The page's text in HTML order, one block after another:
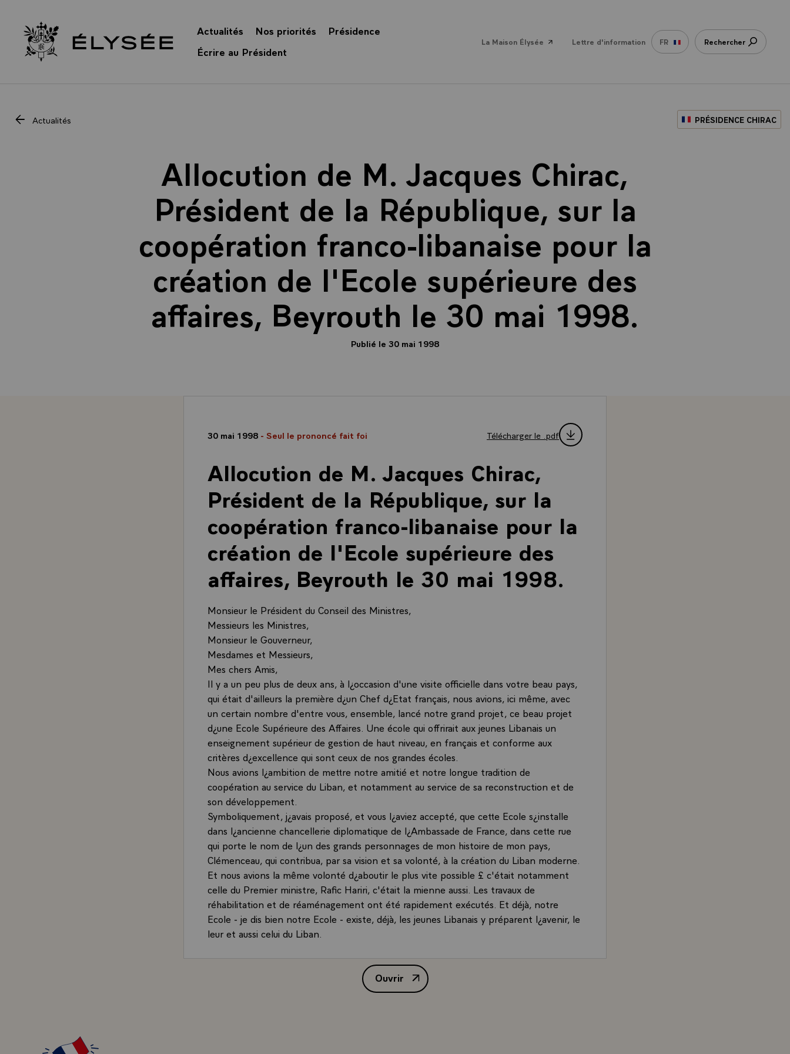
Retour à l’accueil Élysée
Actualités Nos priorités
Présidence
Écrire au Président
La Maison Élysée Lettre d'information FR Rechercher
Actualités PRÉSIDENCE CHIRAC
Allocution de M. Jacques Chirac,
Président de la République, sur la
coopération franco-libanaise pour la
création de l'Ecole supérieure des
affaires, Beyrouth le 30 mai 1998.
Publié le 30 mai 1998
30 mai 1998 - Seul le prononcé fait foi Télécharger le .pdf
Allocution de M. Jacques Chirac,
Président de la République, sur la
coopération franco-libanaise pour la
création de l'Ecole supérieure des
affaires, Beyrouth le 30 mai 1998.
Monsieur le Président du Conseil des Ministres,
Messieurs les Ministres,
Monsieur le Gouverneur,
Mesdames et Messieurs,
Mes chers Amis,
Il y a un peu plus de deux ans, à l¿occasion d'une visite officielle dans votre beau pays,
qui était d'ailleurs la première d¿un Chef d¿Etat français, nous avions, ici même, avec
un certain nombre d'entre vous, ensemble, lancé notre grand projet, ce beau projet
d¿une Ecole Supérieure des Affaires. Une école qui offrirait aux jeunes Libanais un
enseignement supérieur de gestion de haut niveau, en français et conforme aux
critères d¿excellence qui sont ceux de nos grandes écoles.
Nous avions l¿ambition de mettre notre amitié et notre longue tradition de
coopération au service du Liban, et notamment au service de sa reconstruction et de
son développement.
Symboliquement, j¿avais proposé, et vous l¿aviez accepté, que cette Ecole s¿installe
dans l¿ancienne chancellerie diplomatique de l¿Ambassade de France, dans cette rue
qui porte le nom de l¿un des grands personnages de mon histoire de mon pays,
Clémenceau, qui contribua, par sa vision et sa volonté, à la création du Liban moderne.
Et nous avions la même volonté d¿aboutir le plus vite possible £ c'était notamment
celle du Premier ministre, Rafic Hariri, c'était la mienne aussi. Les travaux de
réhabilitation et de réaménagement ont été rapidement exécutés. Et déjà, notre
Ecole - je dis bien notre Ecole - existe, déjà, les jeunes Libanais y préparent l¿avenir, le
leur et aussi celui du Liban.
magnifiquement travaillé ensemble. Ils ont noué un partenariat exemplaire qui
réunissait, avec les représentants de la France, la Banque du Liban, et je voudrais
saluer très amicalement M. Riad Salame, le Gouverneur, mon ami, qui copréside, avec
Ouvrir
Allocution de M. Jacques Chirac, Président de la République, sur la coopération